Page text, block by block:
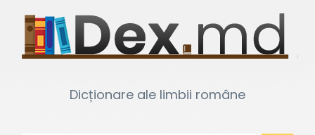
Dicționare ale limbii române